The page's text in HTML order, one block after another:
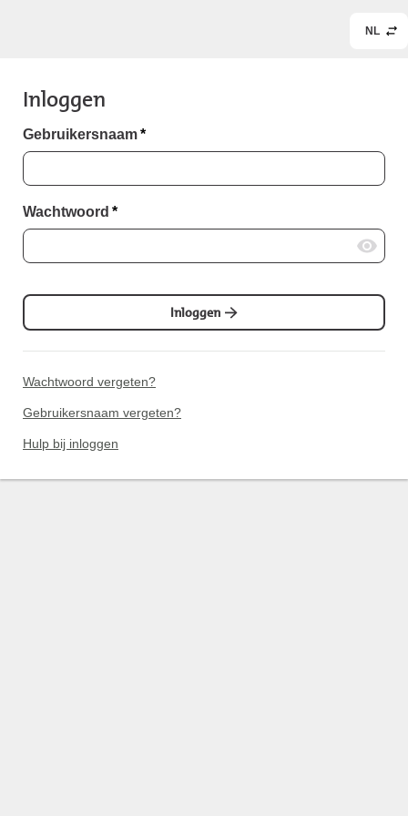
NL
Inloggen
Gebruikersnaam*
Wachtwoord *
Inloggen
Wachtwoord vergeten?
Gebruikersnaam vergeten?
Hulp bij inloggen